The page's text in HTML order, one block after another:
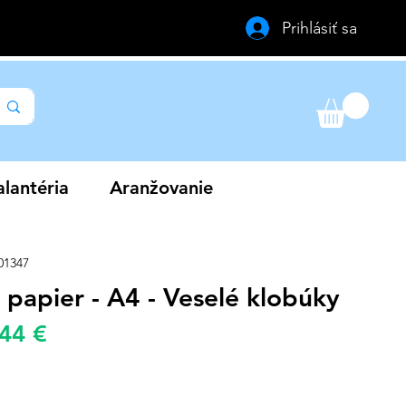
Prihlásiť sa
Aranžovanie
papier - A4 - Veselé klobúky
€